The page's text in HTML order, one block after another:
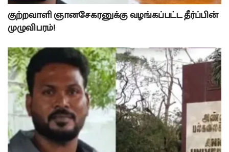
குற்றவாளி ஞானசேகரனுக்கு வழங்கப்பட்ட தீர்ப்பின்
முழுவிபரம்!